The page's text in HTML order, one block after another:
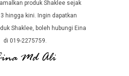
produk Shaklee sejak
hingga kini. Ingin dapatkan
Shaklee, boleh hubungi Eina
di 019-2275759.